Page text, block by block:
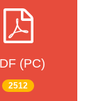
(PC)
2512